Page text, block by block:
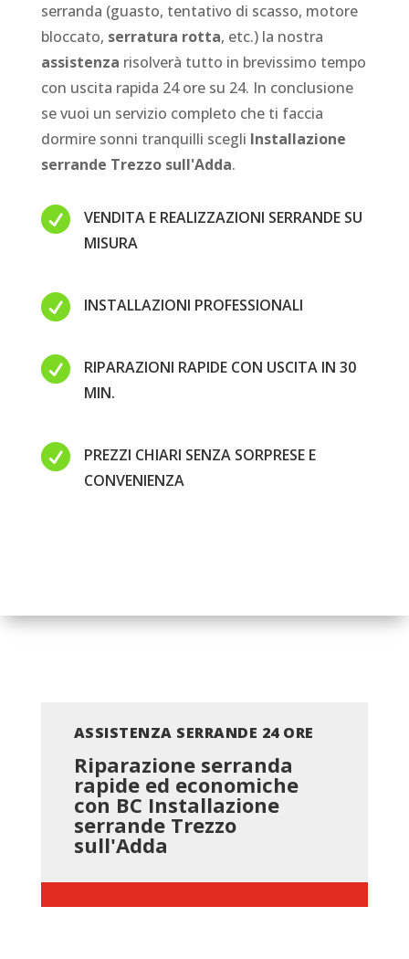
serranda (guasto, tentativo di scasso, motore
bloccato, serratura rotta, etc.) la nostra
assistenza risolverà tutto in brevissimo tempo
con uscita rapida 24 ore su 24. In conclusione
se vuoi un servizio completo che ti faccia
dormire sonni tranquilli scegli Installazione
serrande Trezzo sull'Adda.

VENDITA E REALIZZAZIONI SERRANDE SU
MISURA
 INSTALLAZIONI PROFESSIONALI

RIPARAZIONI RAPIDE CON USCITA IN 30
MIN.

PREZZI CHIARI SENZA SORPRESE E
CONVENIENZA
ASSISTENZA SERRANDE 24 ORE
Riparazione serranda
rapide ed economiche
con BC Installazione
serrande Trezzo
sull'Adda